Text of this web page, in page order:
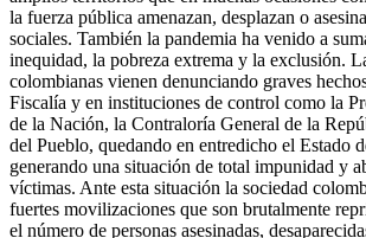
la fuerza pública amenazan, desplazan o
sociales. También la pandemia ha venido a
inequidad, la pobreza extrema y la exclusión.
colombianas vienen denunciando graves
Fiscalía y en instituciones de control como la
de la Nación, la Contraloría General de la
del Pueblo, quedando en entredicho el Estado
generando una situación de total impunidad y
víctimas. Ante esta situación la sociedad
fuertes movilizaciones que son brutalmente
el número de personas asesinadas,